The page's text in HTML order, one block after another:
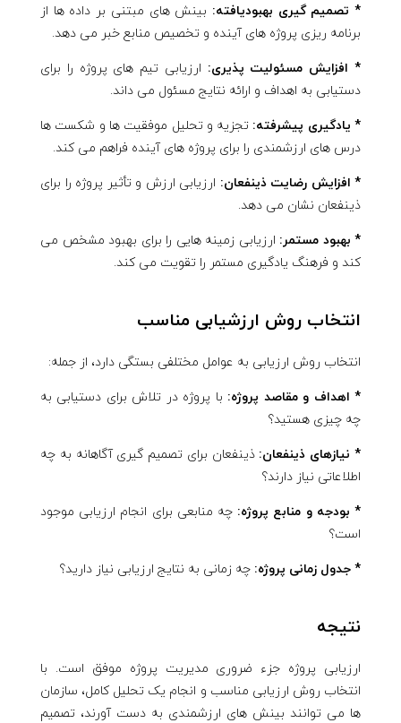
* تصمیم گیری بهبودیافته: بینش های مبتنی بر داده ها از
برنامه ریزی پروژه های آینده و تخصیص منابع خبر می دهد.
* افزایش مسئولیت پذیری: ارزیابی تیم های پروژه را برای
دستیابی به اهداف و ارائه نتایج مسئول می داند.
* یادگیری پیشرفته: تجزیه و تحلیل موفقیت ها و شکست ها
درس های ارزشمندی را برای پروژه های آینده فراهم می کند.
* افزایش رضایت ذینفعان: ارزیابی ارزش و تأثیر پروژه را برای
ذینفعان نشان می دهد.
* بهبود مستمر: ارزیابی زمینه هایی را برای بهبود مشخص می
کند و فرهنگ یادگیری مستمر را تقویت می کند.
انتخاب روش ارزشیابی مناسب
انتخاب روش ارزیابی به عوامل مختلفی بستگی دارد، از جمله:
* اهداف و مقاصد پروژه: با پروژه در تلاش برای دستیابی به
چه چیزی هستید؟
* نیازهای ذینفعان: ذینفعان برای تصمیم گیری آگاهانه به چه
اطلاعاتی نیاز دارند؟
* بودجه و منابع پروژه: چه منابعی برای انجام ارزیابی موجود
است؟
* جدول زمانی پروژه: چه زمانی به نتایج ارزیابی نیاز دارید؟
نتیجه
ارزیابی پروژه جزء ضروری مدیریت پروژه موفق است. با
انتخاب روش ارزیابی مناسب و انجام یک تحلیل کامل، سازمان
ها می توانند بینش های ارزشمندی به دست آورند، تصمیم